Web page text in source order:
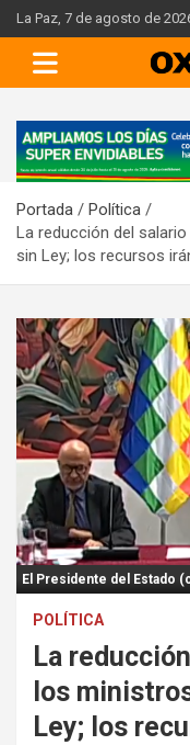
Skip
to
content
La Paz, 7 de agosto de
A
d
e
r
t
s
e
m
e
n
t
:
Portada
Política
La reducción del
sin Ley; los recursos
El Presidente del Estado
POLÍTICA
La
los
Ley; los